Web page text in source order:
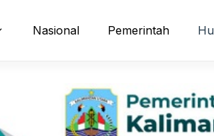
Nasional Pemerintah